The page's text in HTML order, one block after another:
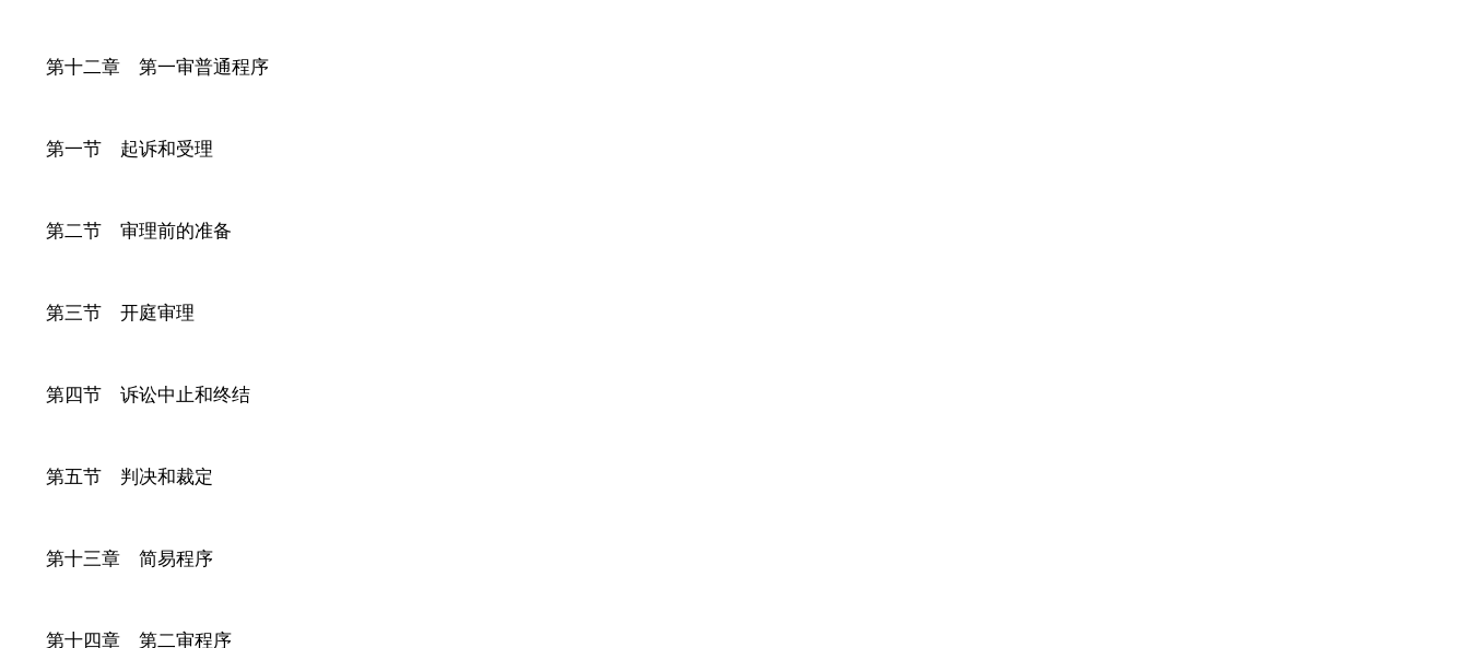
第十二章 第一审普通程序
第一节 起诉和受理
第二节 审理前的准备
第三节 开庭审理
第四节 诉讼中止和终结
第五节 判决和裁定
第十三章 简易程序
第十四章 第二审程序